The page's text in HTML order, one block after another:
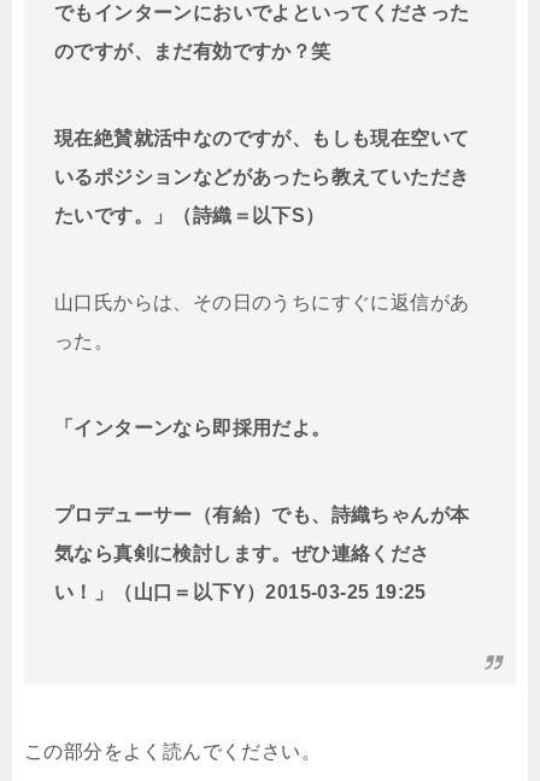
でもインターンにおいでよといってくださった
のですが、まだ有効ですか？笑
現在絶賛就活中なのですが、もしも現在空いて
いるポジションなどがあったら教えていただき
たいです。」（詩織＝以下S）
山口氏からは、その日のうちにすぐに返信があ
った。
「インターンなら即採用だよ。
プロデューサー（有給）でも、詩織ちゃんが本
気なら真剣に検討します。ぜひ連絡くださ
い！」（山口＝以下Y）2015-03-25 19:25
この部分をよく読んでください。